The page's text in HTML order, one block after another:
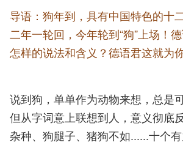
导语：狗年到，具有中国特色的十
二年一轮回，今年轮到“狗”上场！
怎样的说法和含义？德语君这就为
说到狗，单单作为动物来想，总是
但从字词意上联想到人，意义彻底
杂种、狗腿子、猪狗不如......十个